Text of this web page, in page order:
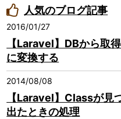
人気のブログ記事
2016/01/27
【Laravel】DBから取
に変換する
2014/08/08
【Laravel】Classが見
出たときの処理